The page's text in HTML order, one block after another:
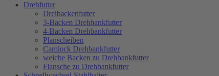
Drehfutter
Dreibackenfutter
3-Backen Drehbankfutter
4-Backen Drehbankfutter
Planscheiben
Camlock Drehbankfutter
weiche Backen zu Drehbankfutter
Flansche zu Drehbankfutter